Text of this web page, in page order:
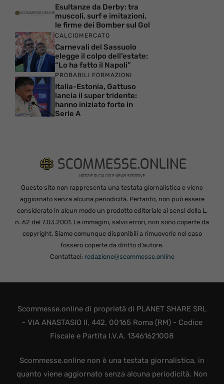
Esultanze da Derby: tra
muscoli, surf e imitazioni,
le firme dei Bomber sul Gol
CALCIOMERCATO
Carnevali del Sassuolo
elegge il colpo dell’estate:
“Lo ha fatto il Napoli”
PROBABILI FORMAZIONI
Italia-Estonia, Gattuso
lancia il super tridente:
hanno iniziato forte in
Serie A
Questo sito non rappresenta una testata giornalistica e viene
aggiornato senza alcuna periodicità. Pertanto, non può essere
considerato in alcun modo un prodotto editoriale ai sensi della L.
n. 62 del 7.03.2001. Le immagini, salvo errori, non sono coperte da
copyright. Siamo comunque disponibili a rimuoverle nel caso
fossero coperte da diritto d’autore.
Contattaci: redazione@scommesse.online
Scommesse.online di proprietà di PLANET SHARE SRL
- VIA ANASTASIO II, 442, 00165 Roma (RM) - Codice
Fiscale e Partita I.V.A. 13461621008
Scommesse.online non è una testata giornalistica, in
quanto viene aggiornato senza alcuna periodicità. Non